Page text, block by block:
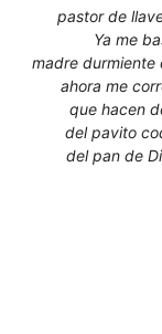
pastor de
Ya
madre durmiente
ahora me
que
del pavito
del pan de